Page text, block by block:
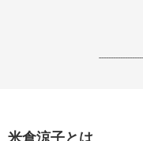
米倉涼子とは